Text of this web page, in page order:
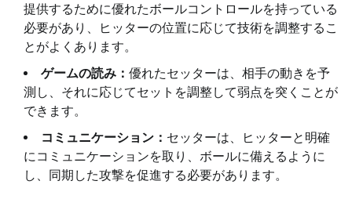
提供するために優れたボールコントロールを持っている
必要があり、ヒッターの位置に応じて技術を調整するこ
とがよくあります。
ゲームの読み： 優れたセッターは、相手の動きを予
測し、それに応じてセットを調整して弱点を突くことが
できます。
コミュニケーション： セッターは、ヒッターと明確
にコミュニケーションを取り、ボールに備えるように
し、同期した攻撃を促進する必要があります。